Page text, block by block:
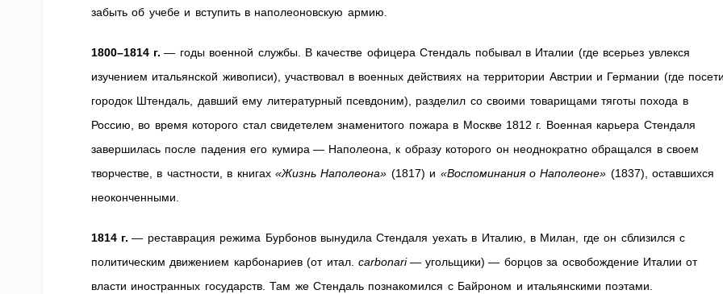
забыть об учебе и вступить в наполеоновскую армию.
1800–1814 г. — годы военной службы. В качестве офицера Стендаль побывал в Италии (где всерьез увлекся
изучением итальянской живописи), участвовал в военных действиях на территории Австрии и Германии (где
городок Штендаль, давший ему литературный псевдоним), разделил со своими товарищами тяготы похода в
Россию, во время которого стал свидетелем знаменитого пожара в Москве 1812 г. Военная карьера Стендаля
завершилась после падения его кумира — Наполеона, к образу которого он неоднократно обращался в своем
творчестве, в частности, в книгах «Жизнь Наполеона» (1817) и «Воспоминания о Наполеоне» (1837), оставшихся
неоконченными.
1814 г. — реставрация режима Бурбонов вынудила Стендаля уехать в Италию, в Милан, где он сблизился с
политическим движением карбонариев (от итал. carbonari— угольщики) — борцов за освобождение Италии от
власти иностранных государств. Там же Стендаль познакомился с Байроном и итальянскими поэтами.